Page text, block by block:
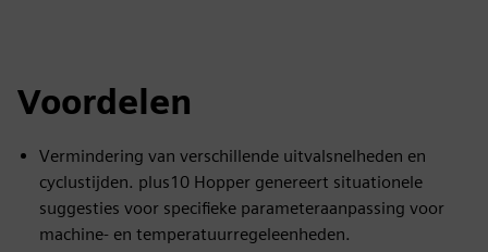
Voordelen
Vermindering van verschillende uitvalsnelheden en
cyclustijden. plus10 Hopper genereert situationele
suggesties voor specifieke parameteraanpassing voor
machine- en temperatuurregeleenheden.